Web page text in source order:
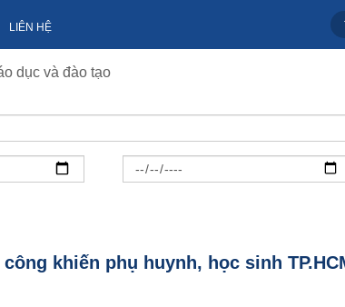
LIÊN HỆ
dục và đào tạo
khiến phụ huynh, học sinh